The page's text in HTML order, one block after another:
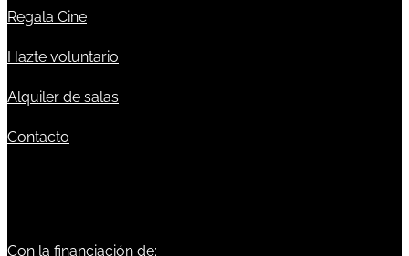
Regala Cine
Hazte voluntario
Alquiler de salas
Contacto
Con la financiación de: